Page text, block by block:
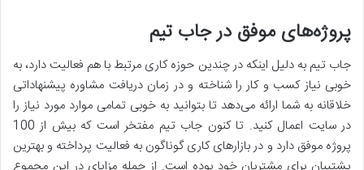
پروژه‌های موفق در جاب تیم
جاب تیم به دلیل اینکه در چندین حوزه کاری مرتبط با هم فعالیت دارد، به
خوبی نیاز کسب و کار را شناخته و در زمان دریافت مشاوره پیشنهاداتی
خلاقانه به شما ارائه می‌دهد تا بتوانید به خوبی تمامی موارد مورد نیاز را
در سایت اعمال کنید. تا کنون جاب تیم مفتخر است که بیش از 100
پروژه موفق دارد و در بازارهای کاری گوناگون به فعالیت پرداخته و بهترین
پشتیبان برای مشتریان خود بوده است. از جمله مزایای در این مجموع